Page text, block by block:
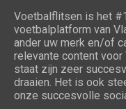
Voetbalflitsen is het
voetbalplatform van
ander uw merk en/of
relevante content
staat zijn zeer
draaien. Het is ook
onze succesvolle